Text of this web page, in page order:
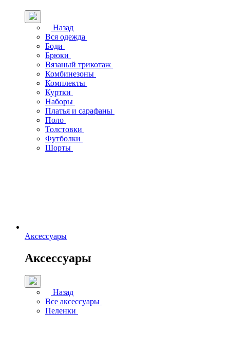
Назад
Вся одежда
Боди
Брюки
Вязаный трикотаж
Комбинезоны
Комплекты
Куртки
Наборы
Платья и сарафаны
Поло
Толстовки
Футболки
Шорты
Аксессуары
Аксессуары
Назад
Все аксессуары
Пеленки